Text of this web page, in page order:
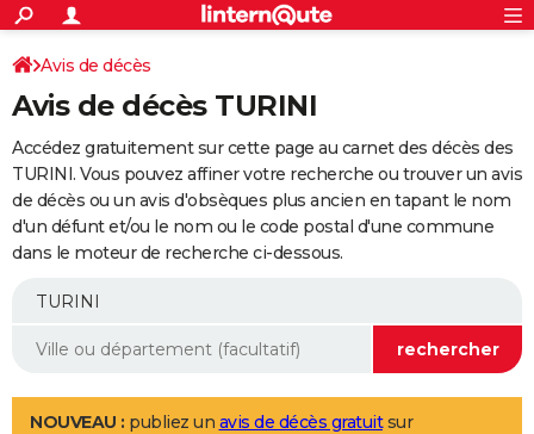
ACTUALITÉS
Politique
Société
Faits Divers
Education
Monde
Villes
+
SPORT
Coupe du monde 2026
Football
Tennis
Cyclisme
Rugby
Forum
Programme TV
TNT
Streaming
Cinéma
Sorties cinéma
Musique
+
FINANCE
Retraite
Impôts
Epargne
Immobilier
Risques naturels par ville
Banque
Assurance
Crédit
AUTO
Essais
Réserver un essai
Citadines
Berlines
SUV
Forum auto
+
Mobiles
Meilleur smartphone
Internet
Ordinateurs
Jeux vidéo
Guide high-tech
Aménagement intérieur
LIFESTYLE
Avis de décès
Avis de décès TURINI
Accédez gratuitement sur cette page au carnet des décès des
TURINI. Vous pouvez affiner votre recherche ou trouver un avis
de décès ou un avis d'obsèques plus ancien en tapant le nom
d'un défunt et/ou le nom ou le code postal d'une commune
dans le moteur de recherche ci-dessous.
NOUVEAU : publiez un avis de décès gratuitsur